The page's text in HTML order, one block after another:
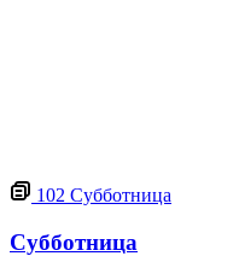
102 Субботница
Субботница